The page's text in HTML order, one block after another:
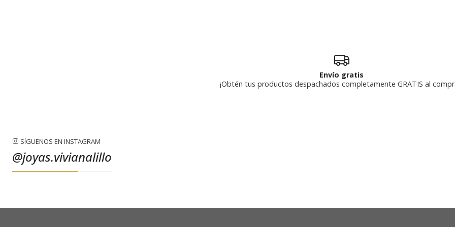
Envío gratis
¡Obtén tus productos despachados completamente GRATIS al
SÍGUENOS EN INSTAGRAM
@joyas.vivianalillo